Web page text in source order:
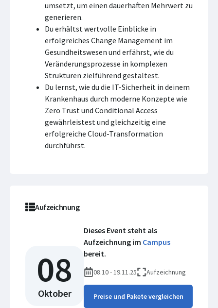
umsetzt, um einen dauerhaften Mehrwert zu
generieren.
Du erhältst wertvolle Einblicke in
erfolgreiches Change Management im
Gesundheitswesen und erfährst, wie du
Veränderungsprozesse in komplexen
Strukturen zielführend gestaltest.
Du lernst, wie du die IT-Sicherheit in deinem
Krankenhaus durch moderne Konzepte wie
Zero Trust und Conditional Access
gewährleistest und gleichzeitig eine
erfolgreiche Cloud-Transformation
durchführst.
Aufzeichnung
08
Oktober
Dieses Event steht als
Aufzeichnung im Campus
bereit.
08.10 - 19.11.25 Aufzeichnung
Preise und Pakete vergleichen